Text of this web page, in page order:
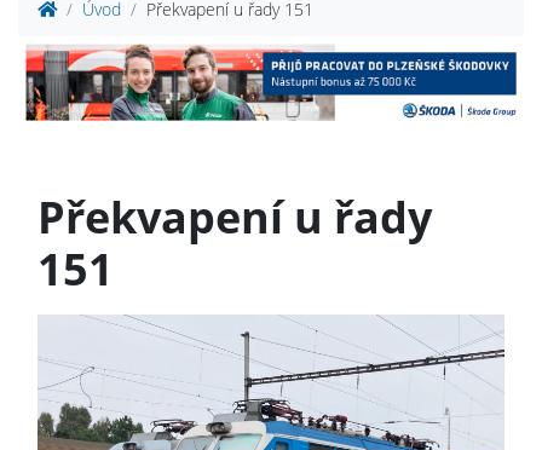
Úvod Překvapení u řady 151
Překvapení u řady
151